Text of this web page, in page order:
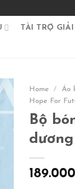
TÀI TRỢ
Home / Áo
Hope For
Bộ
dương
189.000